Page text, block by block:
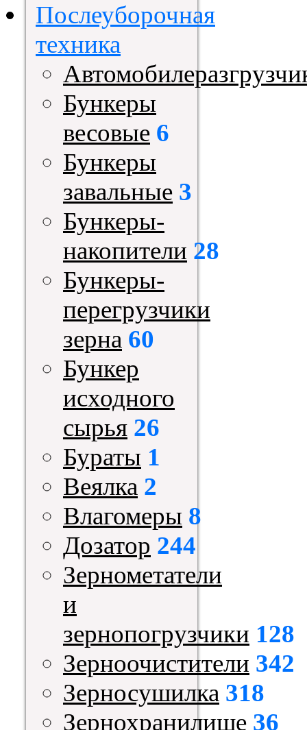
Послеуборочная
техника
Бункеры
весовые 6
Бункеры
завальные 3
Бункеры-
накопители 28
Бункеры-
перегрузчики
зерна 60
Бункер
исходного
сырья 26
Бураты 1
Веялка 2
Влагомеры 8
Дозатор 244
Зернометатели
и
зернопогрузчики 128
Зерноочистители 342
Зерносушилка 318
Зернохранилище 36